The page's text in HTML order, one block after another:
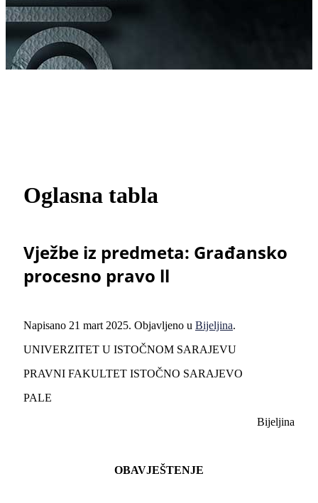
Oglasna tabla
Vježbe iz predmeta: Građansko
procesno pravo ll
Napisano 21 mart 2025. Objavljeno u Bijeljina.
UNIVERZITET U ISTOČNOM SARAJEVU
PRAVNI FAKULTET ISTOČNO SARAJEVO
PALE
Bijeljina
OBAVJEŠTENJE